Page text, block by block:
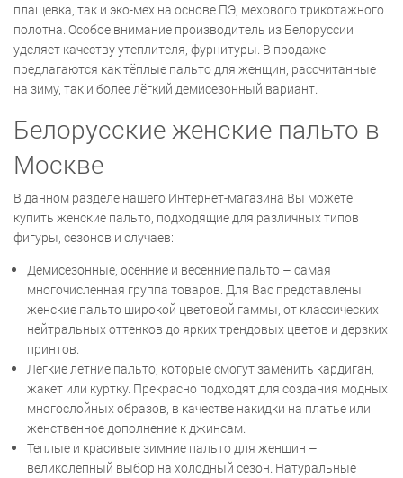
плащевка, так и эко-мех на основе ПЭ, мехового трикотажного
полотна. Особое внимание производитель из Белоруссии
уделяет качеству утеплителя, фурнитуры. В продаже
предлагаются как тёплые пальто для женщин, рассчитанные
на зиму, так и более лёгкий демисезонный вариант.
Белорусские женские пальто в
Москве
В данном разделе нашего Интернет-магазина Вы можете
купить женские пальто, подходящие для различных типов
фигуры, сезонов и случаев:
Демисезонные, осенние и весенние пальто – самая
многочисленная группа товаров. Для Вас представлены
женские пальто широкой цветовой гаммы, от классических
нейтральных оттенков до ярких трендовых цветов и дерзких
принтов.
Легкие летние пальто, которые смогут заменить кардиган,
жакет или куртку. Прекрасно подходят для создания модных
многослойных образов, в качестве накидки на платье или
женственное дополнение к джинсам.
Теплые и красивые зимние пальто для женщин –
великолепный выбор на холодный сезон. Натуральные